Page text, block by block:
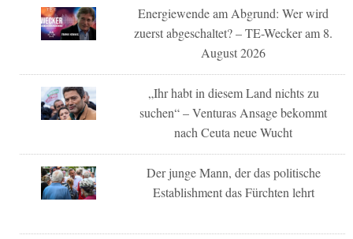
Energiewende am Abgrund: Wer wird
zuerst abgeschaltet? – TE-Wecker am 8.
August 2026
„Ihr habt in diesem Land nichts zu
suchen“ – Venturas Ansage bekommt
nach Ceuta neue Wucht
Der junge Mann, der das politische
Establishment das Fürchten lehrt